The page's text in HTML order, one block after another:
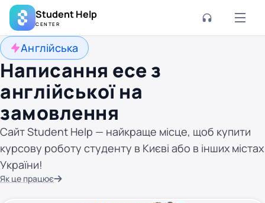
Student Help
CENTER
Англійська
Написання есе з
англійської на
замовлення
Сайт Student Help — найкраще місце, щоб купити
курсову роботу студенту в Києві або в інших містах
України!
Як це працює